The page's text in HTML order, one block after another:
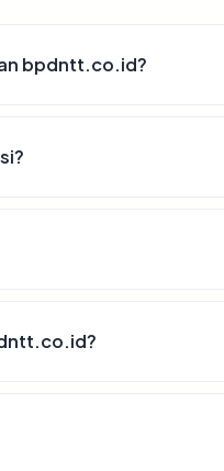
bpdntt.co.id?